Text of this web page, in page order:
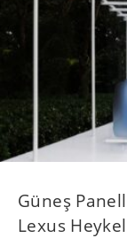
Güneş
Lexus